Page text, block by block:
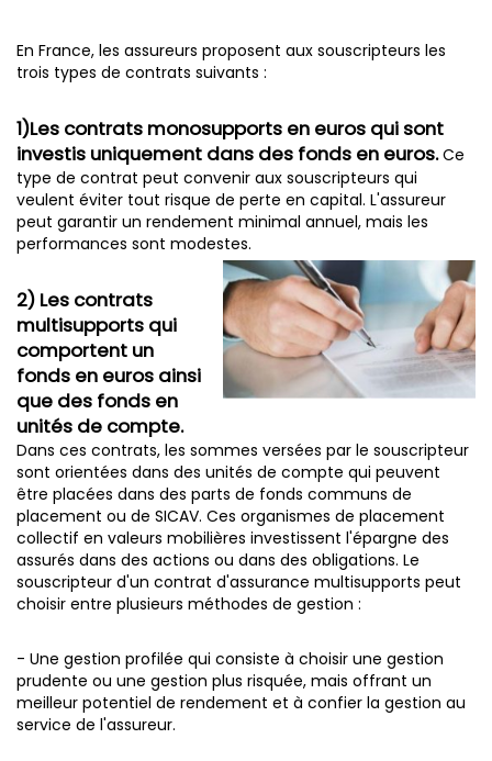
En France, les assureurs proposent aux souscripteurs les
trois types de contrats suivants :
1)Les contrats monosupports en euros qui sont
investis uniquement dans des fonds en euros.Ce
type de contrat peut convenir aux souscripteurs qui
veulent éviter tout risque de perte en capital. L'assureur
peut garantir un rendement minimal annuel, mais les
performances sont modestes.
2) Les contrats
multisupports qui
comportent un
fonds en euros ainsi
que des fonds en
unités de compte.
Dans ces contrats, les sommes versées par le souscripteur
sont orientées dans des unités de compte qui peuvent
être placées dans des parts de fonds communs de
placement ou de SICAV. Ces organismes de placement
collectif en valeurs mobilières investissent l'épargne des
assurés dans des actions ou dans des obligations. Le
souscripteur d'un contrat d'assurance multisupports peut
choisir entre plusieurs méthodes de gestion :
- Une gestion profilée qui consiste à choisir une gestion
prudente ou une gestion plus risquée, mais offrant un
meilleur potentiel de rendement et à confier la gestion au
service de l'assureur.